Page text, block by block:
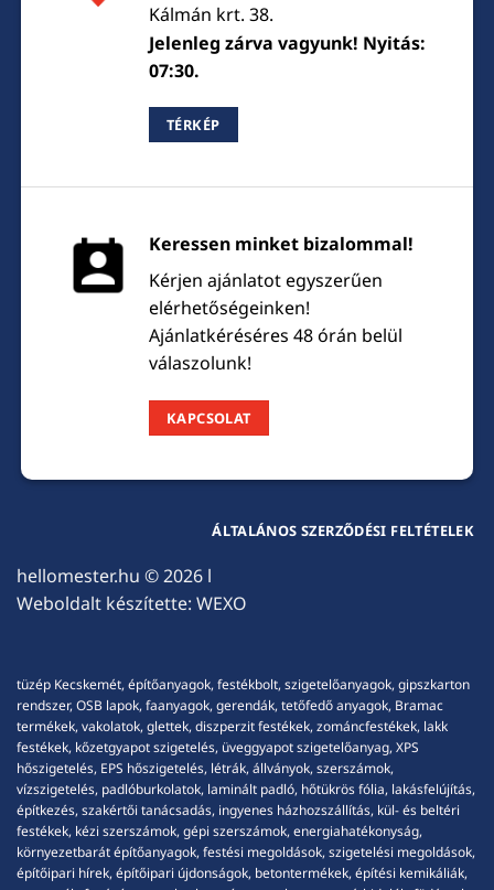
Kálmán krt. 38.
Jelenleg zárva vagyunk! Nyitás:
07:30.
TÉRKÉP
Keressen minket bizalommal!
Kérjen ajánlatot egyszerűen
elérhetőségeinken!
Ajánlatkéréséres 48 órán belül
válaszolunk!
KAPCSOLAT
hellomester.hu © 2026 l
Weboldalt készítette: WEXO
ÁLTALÁNOS SZERZŐDÉSI FELTÉTELEK
tüzép Kecskemét, építőanyagok, festékbolt, szigetelőanyagok, gipszkarton
rendszer, OSB lapok, faanyagok, gerendák, tetőfedő anyagok, Bramac
termékek, vakolatok, glettek, diszperzit festékek, zománcfestékek, lakk
festékek, kőzetgyapot szigetelés, üveggyapot szigetelőanyag, XPS
hőszigetelés, EPS hőszigetelés, létrák, állványok, szerszámok,
vízszigetelés, padlóburkolatok, laminált padló, hőtükrös fólia, lakásfelújítás,
építkezés, szakértői tanácsadás, ingyenes házhozszállítás, kül- és beltéri
festékek, kézi szerszámok, gépi szerszámok, energiahatékonyság,
környezetbarát építőanyagok, festési megoldások, szigetelési megoldások,
építőipari hírek, építőipari újdonságok, betontermékek, építési kemikáliák,